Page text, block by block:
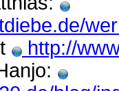
http://